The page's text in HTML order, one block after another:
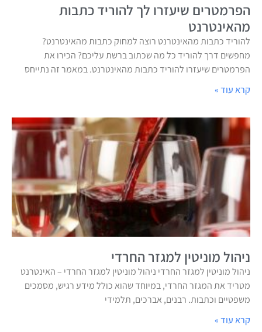
הפרמטרים שיעזרו לך להוריד כתבות
מהאינטרנט
להוריד כתבות מהאינטרנט רוצה למחוק כתבות מהאינטרנט?
מחפשים דרך להוריד כל מה שכתוב ברשת עליכם? הכירו את
הפרמטרים שיעזרו להוריד כתבות מהאינטרנט. במאמר זה נתייחס
קרא עוד »
ניהול מוניטין למגזר החרדי
ניהול מוניטין למגזר החרדי ניהול מוניטין למגזר החרדי – האינטרנט
מטריד את המגזר החרדי, במיוחד שהוא כולל מידע רגיש, מסמכים
משפטיים וכתבות. רבנים, אברכים, תלמידי
קרא עוד »